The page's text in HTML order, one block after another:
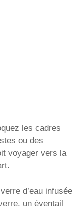
les cadres
ou des
voyager vers la
d’eau infusée
un éventail